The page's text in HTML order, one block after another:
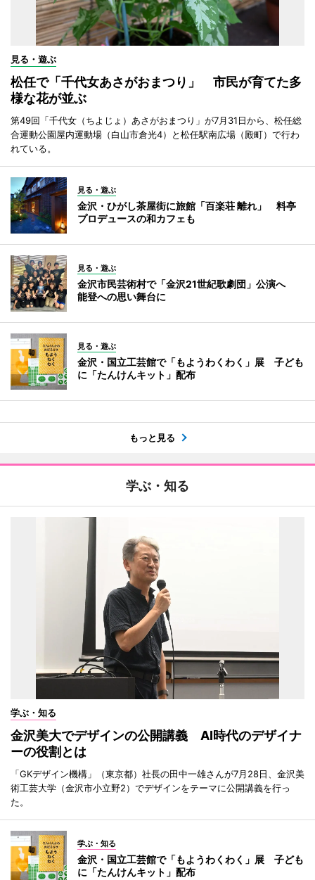
見る・遊ぶ
松任で「千代女あさがおまつり」 市民が育てた多
様な花が並ぶ
第49回「千代女（ちよじょ）あさがおまつり」が7月31日から、松任総
合運動公園屋内運動場（白山市倉光4）と松任駅南広場（殿町）で行わ
れている。
見る・遊ぶ
金沢・ひがし茶屋街に旅館「百楽荘 離れ」 料亭
プロデュースの和カフェも
見る・遊ぶ
金沢市民芸術村で「金沢21世紀歌劇団」公演へ
能登への思い舞台に
見る・遊ぶ
金沢・国立工芸館で「もようわくわく」展 子ども
に「たんけんキット」配布
もっと見る
学ぶ・知る
学ぶ・知る
金沢美大でデザインの公開講義 AI時代のデザイナ
ーの役割とは
「GKデザイン機構」（東京都）社長の田中一雄さんが7月28日、金沢美
術工芸大学（金沢市小立野2）でデザインをテーマに公開講義を行っ
た。
学ぶ・知る
金沢・国立工芸館で「もようわくわく」展 子ども
に「たんけんキット」配布